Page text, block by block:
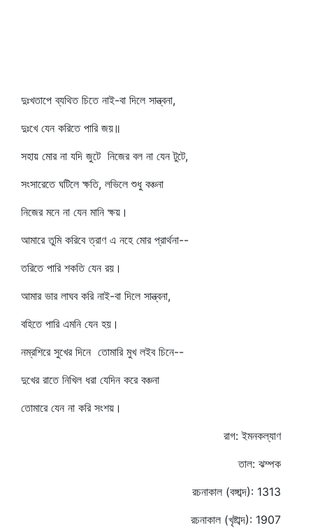
দুঃখতাপে ব্যথিত চিতে নাই-বা দিলে সান্ত্বনা,
দুঃখে যেন করিতে পারি জয়॥
সহায় মোর না যদি জুটে নিজের বল না যেন টুটে,
সংসারেতে ঘটিলে ক্ষতি, লভিলে শুধু বঞ্চনা
নিজের মনে না যেন মানি ক্ষয়।
আমারে তুমি করিবে ত্রাণ এ নহে মোর প্রার্থনা--
তরিতে পারি শকতি যেন রয়।
আমার ভার লাঘব করি নাই-বা দিলে সান্ত্বনা,
বহিতে পারি এমনি যেন হয়।
নম্রশিরে সুখের দিনে তোমারি মুখ লইব চিনে--
দুখের রাতে নিখিল ধরা যেদিন করে বঞ্চনা
তোমারে যেন না করি সংশয়।
রাগ: ইমনকল্যাণ
তাল: ঝম্পক
রচনাকাল (বঙ্গাব্দ): 1313
রচনাকাল (খৃষ্টাব্দ): 1907